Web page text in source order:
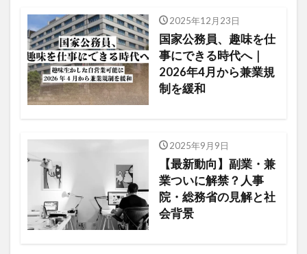
2025年12月23日
国家公務員、趣味を仕
事にできる時代へ｜
2026年4月から兼業規
制を緩和
2025年9月9日
【最新動向】副業・兼
業ついに解禁？人事
院・総務省の見解と社
会背景